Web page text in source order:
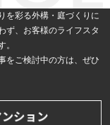
を彩る外構・庭づくりに
ず、お客様のライフスタ
をご検討中の方は、ぜひ